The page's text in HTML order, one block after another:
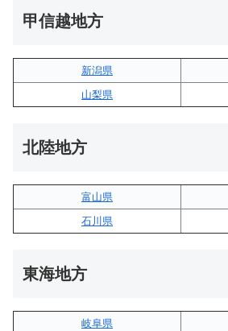
甲信越地方
新潟県
山梨県
北陸地方
富山県
石川県
東海地方
岐阜県